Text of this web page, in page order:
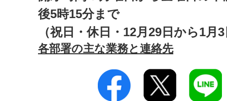
後5時15分まで
（祝日・休日・12月29日から1月
各部署の主な業務と連絡先